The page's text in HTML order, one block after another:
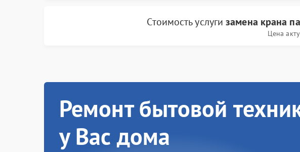
Стоимость услугизамена крана
Цена
Ремонт бытовой
у Вас дома